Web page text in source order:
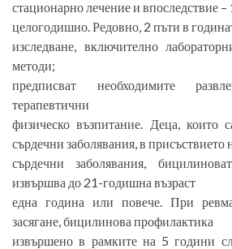
стационарно лечение и впоследствие
целогодишно. Редовно, 2 пъти в
изследване, включително
методи;
предписват необходимите
терапевтични
физическо възпитание. Деца, които
сърдечни заболявания, в присъствието
сърдечни заболявания,
извършва до 21-годишна възраст
една година или повече. При
засягане, бицилинова профилактика
извършено в рамките на 5 години